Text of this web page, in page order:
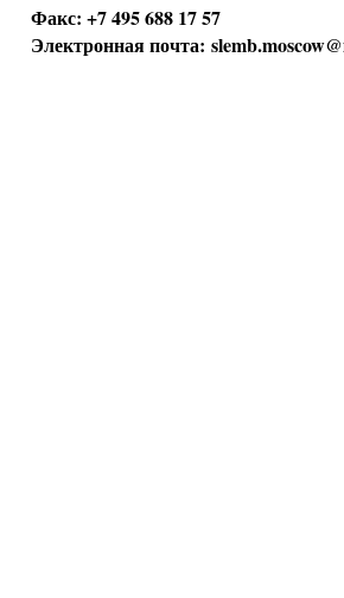
Факс: +7 495 688 17 57
Электронная почта: